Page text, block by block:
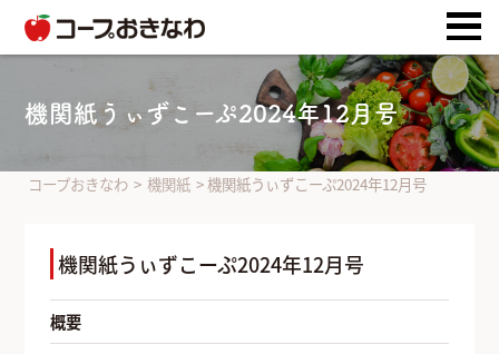
機関紙うぃずこーぷ2024年12月号
コープおきなわ > 機関紙 >機関紙うぃずこーぷ2024年12月号
機関紙うぃずこーぷ2024年12月号
概要